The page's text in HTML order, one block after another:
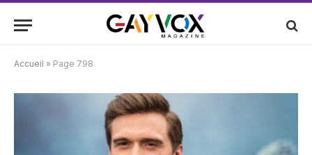
Accueil » Page 798